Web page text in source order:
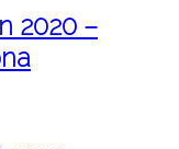
2020 –